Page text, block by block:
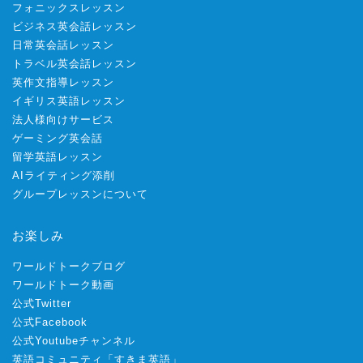
フォニックスレッスン
ビジネス英会話レッスン
日常英会話レッスン
トラベル英会話レッスン
英作文指導レッスン
イギリス英語レッスン
法人様向けサービス
ゲーミング英会話
留学英語レッスン
AIライティング添削
グループレッスンについて
お楽しみ
ワールドトークブログ
ワールドトーク動画
公式Twitter
公式Facebook
公式Youtubeチャンネル
英語コミュニティ「すきま英語」